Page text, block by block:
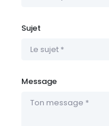
Sujet
Message